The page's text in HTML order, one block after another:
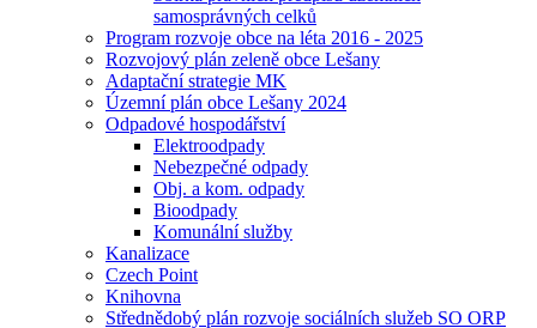
samosprávných celků
Program rozvoje obce na léta 2016 - 2025
Rozvojový plán zeleně obce Lešany
Adaptační strategie MK
Územní plán obce Lešany 2024
Odpadové hospodářství
Elektroodpady
Nebezpečné odpady
Obj. a kom. odpady
Bioodpady
Komunální služby
Kanalizace
Czech Point
Knihovna
Střednědobý plán rozvoje sociálních služeb SO ORP